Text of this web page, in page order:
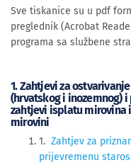
Sve tiskanice su u pdf
preglednik (Acrobat
programa sa službene
1. Zahtjevi za
(hrvatskog i inozemnog)
zahtjevi isplatu mirovina
mirovini
1. Zahtjev za
prijevremenu